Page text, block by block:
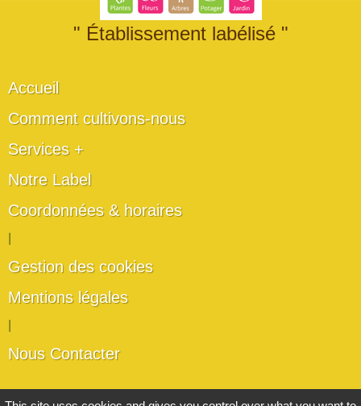
" Établissement labélisé "
Accueil
Comment cultivons-nous
Services +
Notre Label
Coordonnées & horaires
Gestion des cookies
Mentions légales
Nous Contacter